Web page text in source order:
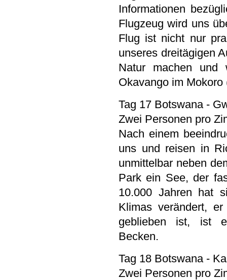
Informationen
Flugzeug wird uns
Flug ist nicht nur
unseres dreitägigen
Natur machen und
Okavango im
Tag 17 Botswana -
Zwei Personen pro
Nach einem
uns und reisen in
unmittelbar neben
Park ein See, der
10.000 Jahren hat
Klimas verändert,
geblieben ist, ist
Becken.
Tag 18 Botswana -
Zwei Personen pro